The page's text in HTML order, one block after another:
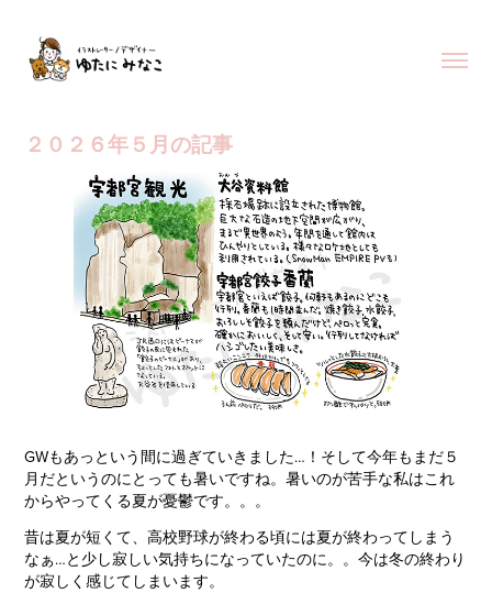
２０２６年５月の記事
GWもあっという間に過ぎていきました…！そして今年もまだ５
月だというのにとっても暑いですね。暑いのが苦手な私はこれ
からやってくる夏が憂鬱です。。。
昔は夏が短くて、高校野球が終わる頃には夏が終わってしまう
なぁ…と少し寂しい気持ちになっていたのに。。今は冬の終わり
が寂しく感じてしまいます。